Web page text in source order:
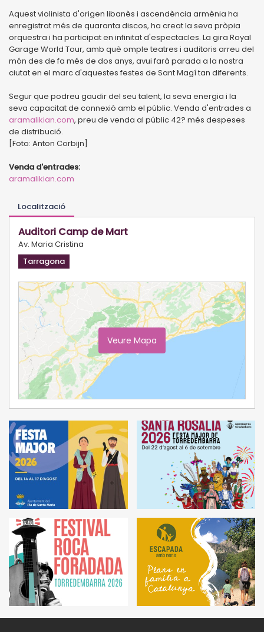
Aquest violinista d'origen libanès i ascendència armènia ha
enregistrat més de quaranta discos, ha creat la seva pròpia
orquestra i ha participat en infinitat d'espectacles. La gira Royal
Garage World Tour, amb què omple teatres i auditoris arreu del
món des de fa més de dos anys, avui farà parada a la nostra
ciutat en el marc d'aquestes festes de Sant Magí tan diferents.
Segur que podreu gaudir del seu talent, la seva energia i la
seva capacitat de connexió amb el públic. Venda d'entrades a
aramalikian.com, preu de venda al públic 42? més despeses
de distribució.
[Foto: Anton Corbijn]
Venda d'entrades:
aramalikian.com
Localització
Auditori Camp de Mart
Av. Maria Cristina
Tarragona
Veure Mapa